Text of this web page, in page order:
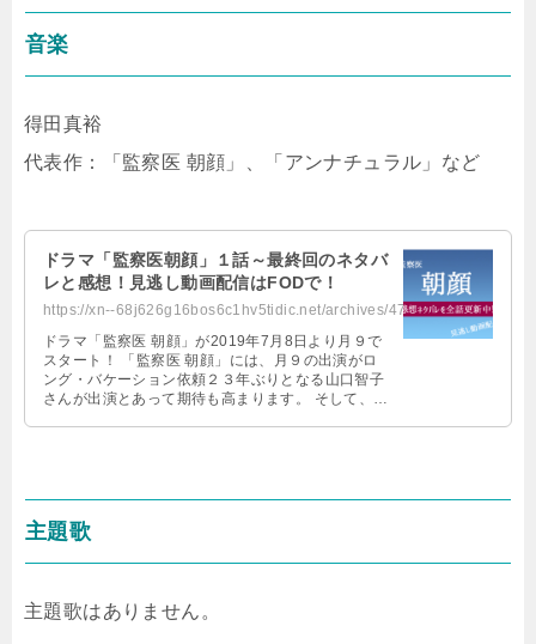
音楽
得田真裕
代表作：「監察医 朝顔」、「アンナチュラル」など
ドラマ「監察医朝顔」１話～最終回のネタバ
レと感想！見逃し動画配信はFODで！
https://xn--68j626g16bos6c1hv5tidic.net/archives/4756
ドラマ「監察医 朝顔」が2019年7月8日より月９で
スタート！ 「監察医 朝顔」には、月９の出演がロ
ング・バケーション依頼２３年ぶりとなる山口智子
さんが出演とあって期待も高まります。 そして、低
主題歌
主題歌はありません。